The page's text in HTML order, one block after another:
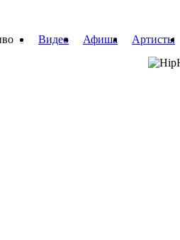
Видео Афиша Артисты